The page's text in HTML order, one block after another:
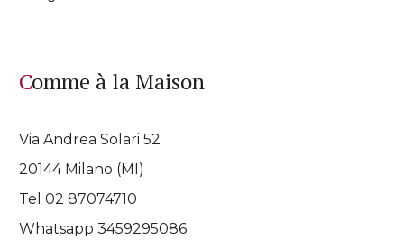
Comme à la Maison
Via Andrea Solari 52
20144 Milano (MI)
Tel 02 87074710
Whatsapp3459295086